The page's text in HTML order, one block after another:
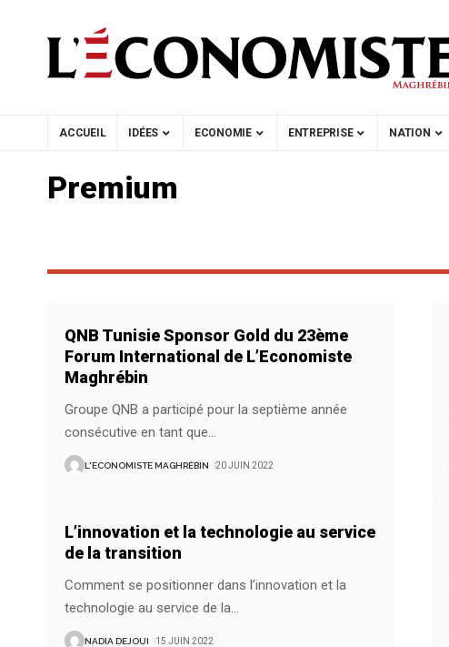
ACCUEIL IDÉES ECONOMIE ENTREPRISE NATION
Premium
QNB Tunisie Sponsor Gold du 23ème
Forum International de L’Economiste
Maghrébin
Groupe QNB a participé pour la septième année
consécutive en tant que…
L'ECONOMISTE MAGHRÉBIN 20 JUIN 2022
L’innovation et la technologie au service
de la transition
Comment se positionner dans l’innovation et la
technologie au service de la…
NADIA DEJOUI 15 JUIN 2022